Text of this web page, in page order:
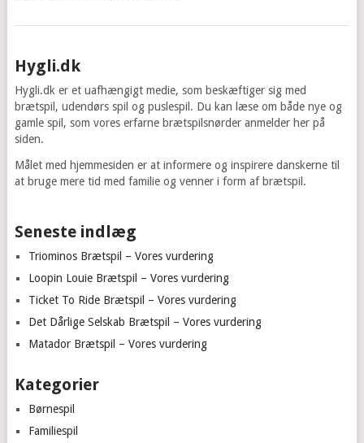
Posts
navigation
Hygli.dk
Hygli.dk er et uafhængigt medie, som beskæftiger sig med
brætspil, udendørs spil og puslespil. Du kan læse om både nye og
gamle spil, som vores erfarne brætspilsnørder anmelder her på
siden.
Målet med hjemmesiden er at informere og inspirere danskerne til
at bruge mere tid med familie og venner i form af brætspil.
Seneste indlæg
Triominos Brætspil – Vores vurdering
Loopin Louie Brætspil – Vores vurdering
Ticket To Ride Brætspil – Vores vurdering
Det Dårlige Selskab Brætspil – Vores vurdering
Matador Brætspil – Vores vurdering
Kategorier
Børnespil
Familiespil